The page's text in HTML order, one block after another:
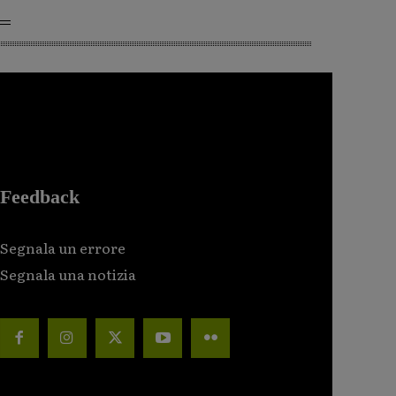
Feedback
Segnala un errore
Segnala una notizia